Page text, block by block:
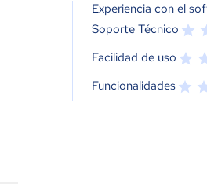
Experiencia con el
Soporte Técnico
Facilidad de uso
Funcionalidades